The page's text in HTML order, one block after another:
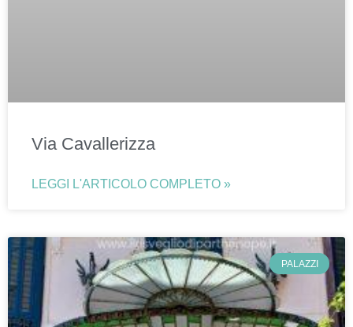
Via Cavallerizza
LEGGI L'ARTICOLO COMPLETO »
PALAZZI